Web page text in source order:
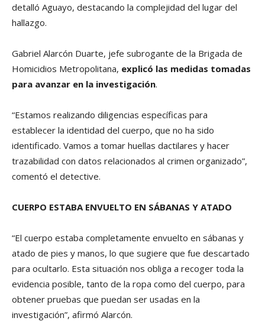
detalló Aguayo, destacando la complejidad del lugar del
hallazgo.
Gabriel Alarcón Duarte, jefe subrogante de la Brigada de
Homicidios Metropolitana, explicó las medidas tomadas
para avanzar en la investigación.
“Estamos realizando diligencias específicas para
establecer la identidad del cuerpo, que no ha sido
identificado. Vamos a tomar huellas dactilares y hacer
trazabilidad con datos relacionados al crimen organizado”,
comentó el detective.
CUERPO ESTABA ENVUELTO EN SÁBANAS Y ATADO
“El cuerpo estaba completamente envuelto en sábanas y
atado de pies y manos, lo que sugiere que fue descartado
para ocultarlo. Esta situación nos obliga a recoger toda la
evidencia posible, tanto de la ropa como del cuerpo, para
obtener pruebas que puedan ser usadas en la
investigación”, afirmó Alarcón.